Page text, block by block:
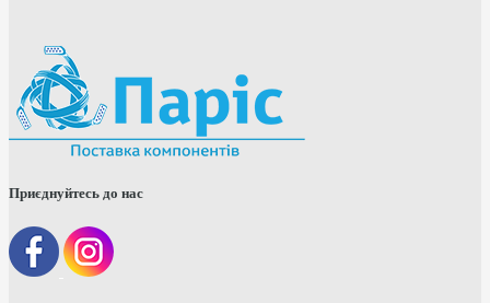
Приєднуйтесь до нас